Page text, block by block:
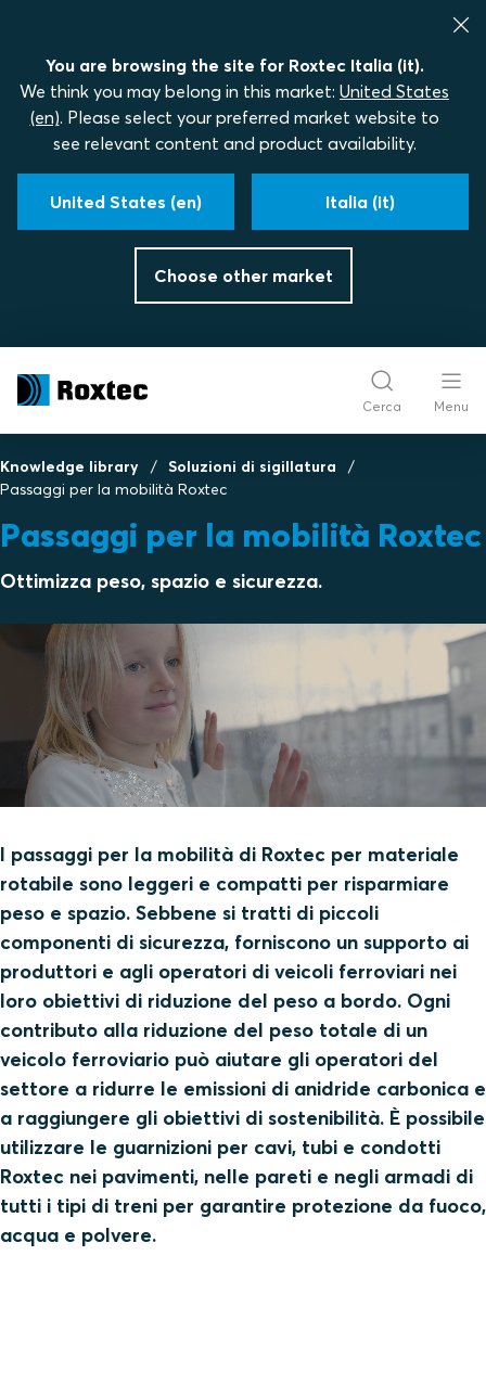
You are browsing the site for Roxtec Italia (it).
We think you may belong in this market: United States
(en). Please select your preferred market website to
see relevant content and product availability.
United States (en) Italia (it)
Choose other market
Cerca Menu
Knowledge library
Soluzioni di sigillatura
Passaggi per la mobilità Roxtec
Passaggi per la mobilità Roxtec
Ottimizza peso, spazio e sicurezza.
I passaggi per la mobilità di Roxtec per materiale
rotabile sono leggeri e compatti per risparmiare
peso e spazio. Sebbene si tratti di piccoli
componenti di sicurezza, forniscono un supporto ai
produttori e agli operatori di veicoli ferroviari nei
loro obiettivi di riduzione del peso a bordo. Ogni
contributo alla riduzione del peso totale di un
veicolo ferroviario può aiutare gli operatori del
settore a ridurre le emissioni di anidride carbonica e
a raggiungere gli obiettivi di sostenibilità. È possibile
utilizzare le guarnizioni per cavi, tubi e condotti
Roxtec nei pavimenti, nelle pareti e negli armadi di
tutti i tipi di treni per garantire protezione da fuoco,
acqua e polvere.